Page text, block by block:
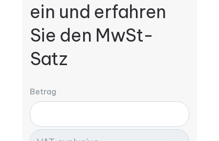
ein und erfahren
Sie den MwSt-
Satz
Betrag